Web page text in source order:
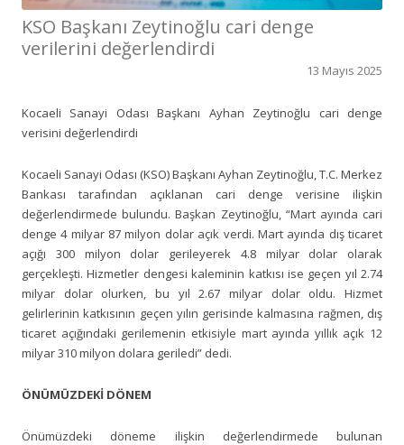
KSO Başkanı Zeytinoğlu cari denge
verilerini değerlendirdi
13 Mayıs 2025
Kocaeli Sanayi Odası Başkanı Ayhan Zeytinoğlu cari denge
verisini değerlendirdi
Kocaeli Sanayi Odası (KSO) Başkanı Ayhan Zeytinoğlu, T.C. Merkez
Bankası tarafından açıklanan cari denge verisine ilişkin
değerlendirmede bulundu. Başkan Zeytinoğlu, “Mart ayında cari
denge 4 milyar 87 milyon dolar açık verdi. Mart ayında dış ticaret
açığı 300 milyon dolar gerileyerek 4.8 milyar dolar olarak
gerçekleşti. Hizmetler dengesi kaleminin katkısı ise geçen yıl 2.74
milyar dolar olurken, bu yıl 2.67 milyar dolar oldu. Hizmet
gelirlerinin katkısının geçen yılın gerisinde kalmasına rağmen, dış
ticaret açığındaki gerilemenin etkisiyle mart ayında yıllık açık 12
milyar 310 milyon dolara geriledi” dedi.
ÖNÜMÜZDEKİ DÖNEM
Önümüzdeki döneme ilişkin değerlendirmede bulunan